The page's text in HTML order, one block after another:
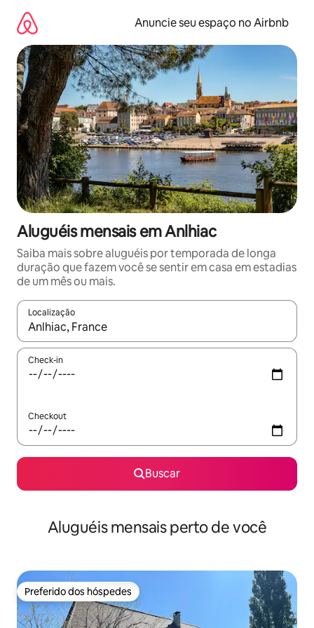
para
conteúdo
Anuncie seu espaço no Airbnb
Aluguéis mensais em Anlhiac
Saiba mais sobre aluguéis por temporada de longa
duração que fazem você se sentir em casa em estadias
de um mês ou mais.
Localização
Quando os resultados estiverem disponíveis, explore-os
Check-in
Checkout
Buscar
Aluguéis mensais perto de você
Preferido dos hóspedes
Preferido dos hóspedes